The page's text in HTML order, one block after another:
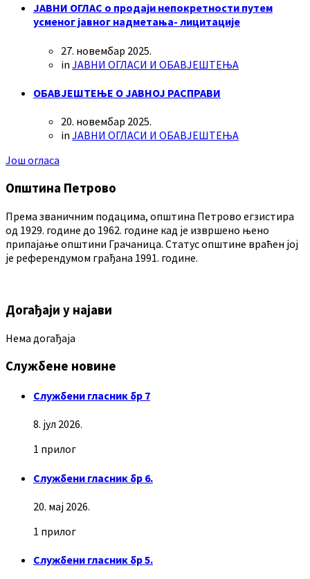
ЈАВНИ ОГЛАС о продаји непокретности путем
усменог јавног надметања- лицитације
27. новембар 2025.
in ЈАВНИ ОГЛАСИ И ОБАВЈЕШТЕЊА
ОБАВЈЕШТЕЊЕ О ЈАВНОЈ РАСПРАВИ
20. новембар 2025.
in ЈАВНИ ОГЛАСИ И ОБАВЈЕШТЕЊА
Још огласа
Општина Петрово
Према званичним подацима, општина Петрово егзистира
од 1929. године до 1962. године кад је извршено њено
припајање општини Грачаница. Статус општине враћен јој
је референдумом грађана 1991. године.
Догађаји у најави
Нема догађаја
Службене новине
Службени гласник бр 7
8. јул 2026.
1 прилог
Службени гласник бр 6.
20. мај 2026.
1 прилог
Службени гласник бр 5.